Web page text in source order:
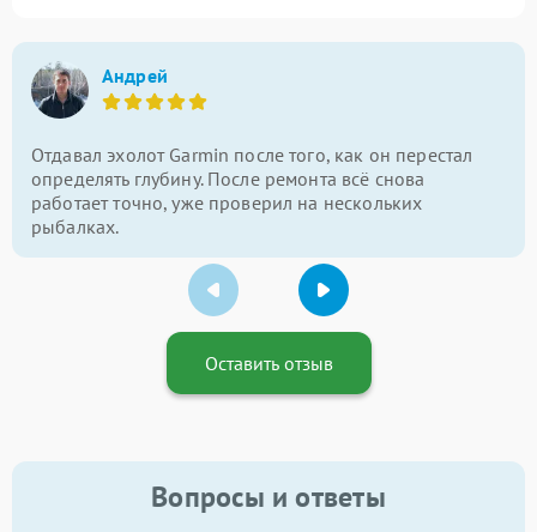
Андрей
Отдавал эхолот Garmin после того, как он перестал
определять глубину. После ремонта всё снова
работает точно, уже проверил на нескольких
рыбалках.
Оставить отзыв
Вопросы и ответы